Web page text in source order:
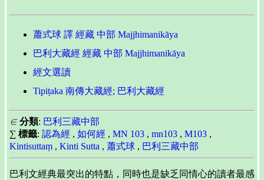
蕭式球 譯 經藏 中部 Majjhimanikāya
巴利大藏經 經藏 中部 Majjhimanikāya
經文選讀
Tipiṭaka 南傳大藏經; 巴利大藏經
∈ 分類: 巴利三藏中部
∑ 標籤: 認為經 , 如何經 , MN 103 , mn103 , M103 ,
Kintisuttaṃ , Kinti Sutta , 蕭式球 , 巴利三藏中部
巴利文經典最突出的特點，同時也是缺乏同情心的讀者最感